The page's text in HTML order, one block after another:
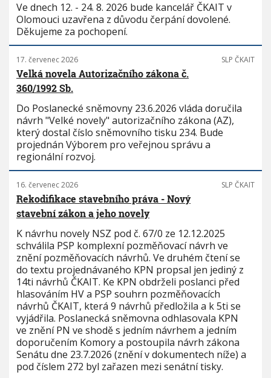
Ve dnech 12. - 24. 8. 2026 bude kancelář ČKAIT v
Olomouci uzavřena z důvodu čerpání dovolené.
Děkujeme za pochopení.
17. červenec 2026 SLP ČKAIT
Velká novela Autorizačního zákona č.
360/1992 Sb.
Do Poslanecké sněmovny 23.6.2026 vláda doručila
návrh "Velké novely" autorizačního zákona (AZ),
který dostal číslo sněmovního tisku 234. Bude
projednán Výborem pro veřejnou správu a
regionální rozvoj.
16. červenec 2026 SLP ČKAIT
Rekodifikace stavebního práva - Nový
stavební zákon a jeho novely
K návrhu novely NSZ pod č. 67/0 ze 12.12.2025
schválila PSP komplexní pozměňovací návrh ve
znění pozměňovacích návrhů. Ve druhém čtení se
do textu projednávaného KPN propsal jen jediný z
14ti návrhů ČKAIT. Ke KPN obdrželi poslanci před
hlasováním HV a PSP souhrn pozměňovacích
návrhů ČKAIT, která 9 návrhů předložila a k 5ti se
vyjádřila. Poslanecká sněmovna odhlasovala KPN
ve znění PN ve shodě s jedním návrhem a jedním
doporučením Komory a postoupila návrh zákona
Senátu dne 23.7.2026 (znění v dokumentech níže) a
pod číslem 272 byl zařazen mezi senátní tisky.